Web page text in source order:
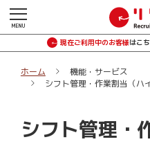
現在ご利用中のお客様はこ
ホーム
機能・サービス
シフト管理・作業割当（ハ
シフト管理・